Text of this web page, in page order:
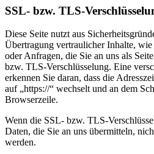
SSL- bzw. TLS-
Diese Seite nutzt aus
Übertragung vertraulicher Inhalte,
oder Anfragen, die Sie an uns als
bzw. TLS-Verschlüsselung. Eine
erkennen Sie daran, dass die
auf „https://“ wechselt und an dem
Browserzeile.
Wenn die SSL- bzw. TLS-
Daten, die Sie an uns übermitteln,
werden.